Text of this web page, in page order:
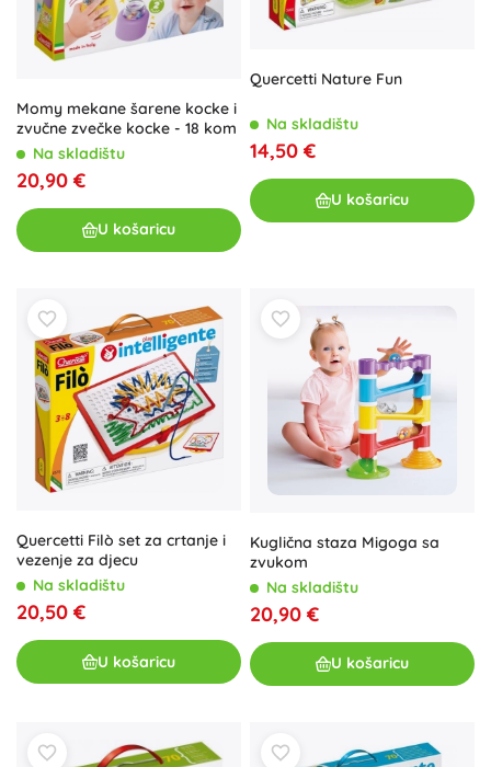
Momy mekane šarene kocke i
zvučne zvečke kocke - 18 kom
Na skladištu
20,90 €
U košaricu
Quercetti Nature Fun
Na skladištu
14,50 €
U košaricu
Quercetti Filò set za crtanje i
vezenje za djecu
Na skladištu
20,50 €
U košaricu
Kuglična staza Migoga sa
zvukom
Na skladištu
20,90 €
U košaricu